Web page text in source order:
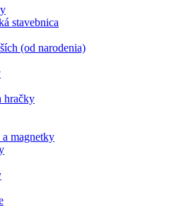
stavebnica
(od narodenia)
hračky
magnetky